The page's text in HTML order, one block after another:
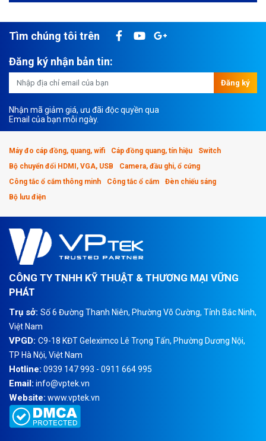
Tìm chúng tôi trên
Đăng ký nhận bản tin:
Đăng ký
Nhận mã giảm giá, ưu đãi độc quyền qua
Email của bạn mỗi ngày.
Máy đo cáp đồng, quang, wifi Cáp đồng quang, tín hiệu
Switch
Bộ chuyển đổi HDMI, VGA, USB
Camera, đầu ghi, ổ cứng
Công tắc ổ cắm thông minh
Công tắc ổ cắm
Đèn chiếu sáng
Bộ lưu điện
CÔNG TY TNHH KỸ THUẬT & THƯƠNG MẠI VỮNG
PHÁT
Trụ sở: Số 6 Đường Thanh Niên, Phường Võ Cường, Tỉnh Bắc Ninh,
Việt Nam
VPGD: C9-18 KĐT Geleximco Lê Trọng Tấn, Phường Dương Nội,
TP Hà Nội, Việt Nam
Hotline: 0939 147 993 - 0911 664 995
Email: info@vptek.vn
Website: www.vptek.vn